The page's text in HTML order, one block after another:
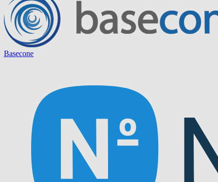
Basecone